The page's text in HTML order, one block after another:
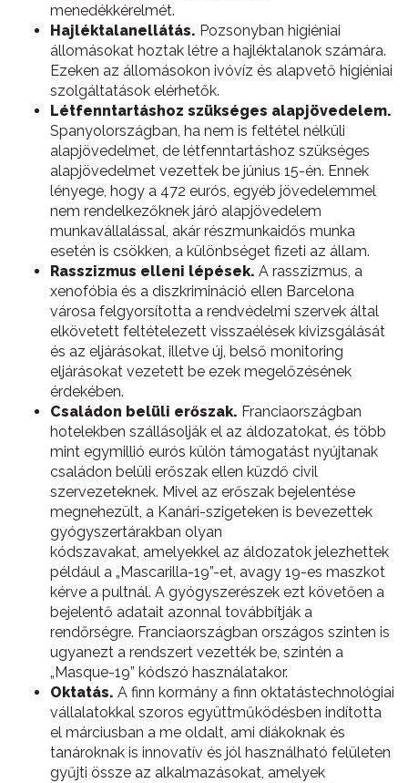
menedékkérelmét.
Hajléktalanellátás. Pozsonyban higiéniai
állomásokat hoztak létre a hajléktalanok számára.
Ezeken az állomásokon ivóvíz és alapvető higiéniai
szolgáltatások elérhetők.
Létfenntartáshoz szükséges alapjövedelem.
Spanyolországban, ha nem is feltétel nélküli
alapjövedelmet, de létfenntartáshoz szükséges
alapjövedelmet vezettek be június 15-én. Ennek
lényege, hogy a 472 eurós, egyéb jövedelemmel
nem rendelkezőknek járó alapjövedelem
munkavállalással, akár részmunkaidős munka
esetén is csökken, a különbséget fizeti az állam.
Rasszizmus elleni lépések. A rasszizmus, a
xenofóbia és a diszkrimináció ellen Barcelona
városa felgyorsította a rendvédelmi szervek által
elkövetett feltételezett visszaélések kivizsgálását
és az eljárásokat, illetve új, belső monitoring
eljárásokat vezetett be ezek megelőzésének
érdekében.
Családon belüli erőszak. Franciaországban
hotelekben szállásolják el az áldozatokat, és több
mint egymillió eurós külön támogatást nyújtanak
családon belüli erőszak ellen küzdő civil
szervezeteknek. Mivel az erőszak bejelentése
megnehezült, a Kanári-szigeteken is bevezettek
gyógyszertárakban olyan
kódszavakat, amelyekkel az áldozatok jelezhettek
például a „Mascarilla-19”-et, avagy 19-es maszkot
kérve a pultnál. A gyógyszerészek ezt követően a
bejelentő adatait azonnal továbbítják a
rendőrségre. Franciaországban országos szinten is
ugyanezt a rendszert vezették be, szintén a
„Masque-19” kódszó használatakor.
Oktatás. A finn kormány a finn oktatástechnológiai
vállalatokkal szoros együttműködésben indította
el márciusban a me oldalt, ami diákoknak és
tanároknak is innovatív és jól használható felületen
gyűjti össze az alkalmazásokat, amelyek